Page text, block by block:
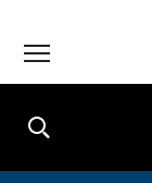
LEXOMIL SANS